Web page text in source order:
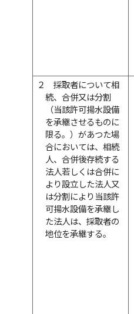
２
採取者について相
続、合併又は分割
（当該許可揚水設備
を承継させるものに
限る。）があつた場
合においては、相続
人、合併後存続する
法人若しくは合併に
より設立した法人又
は分割により当該許
可揚水設備を承継し
た法人は、採取者の
地位を承継する。